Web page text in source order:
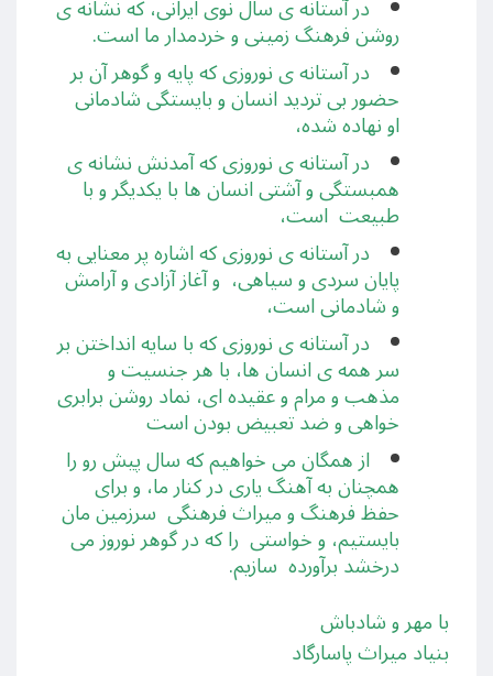
در آستانه ی سال نوی ايرانی، که نشانه ی
روشن فرهنگ زمینی و خردمدار ما است.
در آستانه ی نوروزی که پايه و گوهر آن بر
حضور بی ترديد انسان و بايستگی شادمانی
او نهاده شده،
در آستانه ی نوروزی که آمدنش نشانه ی
همبستگی و آشتی انسان ها با يکديگر و با
طبيعت است،
در آستانه ی نوروزی که اشاره پر معنایی به
پايان سردی و سياهی، و آغاز آزادی و آرامش
و شادمانی است،
در آستانه ی نوروزی که با سايه انداختن بر
سر همه ی انسان ها، با هر جنسيت و
مذهب و مرام و عقيده ای، نماد روشن برابری
خواهی و ضد تعبيض بودن است
از همگان می خواهيم که سال پيش رو را
همچنان به آهنگ ياری در کنار ما، و برای
حفظ فرهنگ و میراث فرهنگی سرزمين مان
بايستيم، و خواستی را که در گوهر نوروز می
درخشد برآورده سازیم.
با مهر و شادباش
بنیاد میراث پاسارگاد